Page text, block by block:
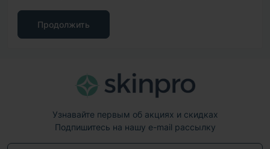
Продолжить
Узнавайте первым об акциях и скидках
Подпишитесь на нашу e-mail рассылку